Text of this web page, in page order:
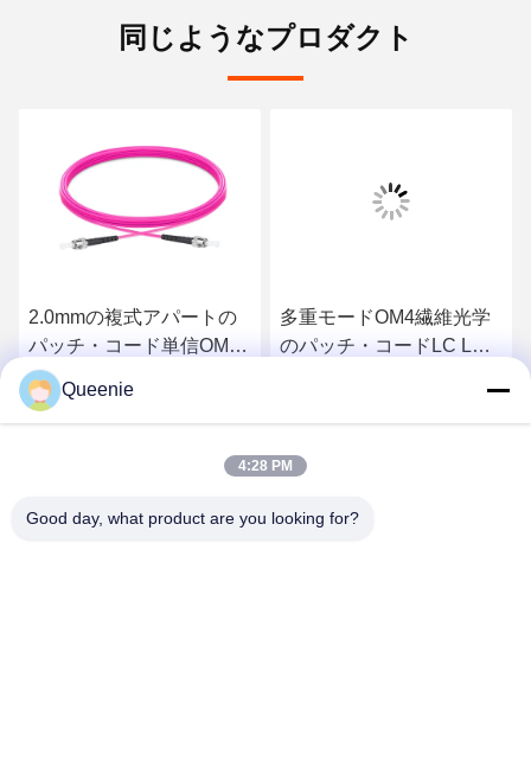
同じようなプロダクト
2.0mmの複式アパートの
パッチ・コード単信OM4
ST-ST
最もよい価格を得なさ
多重モードOM4繊維光学
のパッチ・コードLC LC
最もよい価格を得なさ
Queenie
4:28 PM
Good day, what product are you looking for?